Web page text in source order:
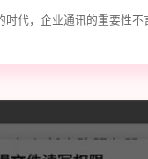
时代，企业通讯的重要性不